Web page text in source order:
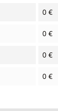
0 €
0 €
0 €
0 €